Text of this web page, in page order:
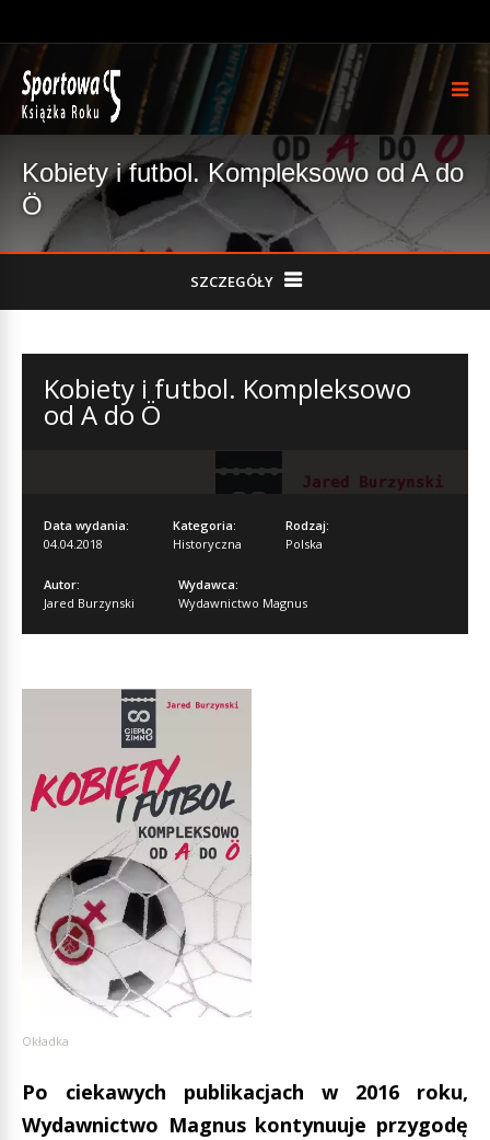
Kobiety i futbol. Kompleksowo od A do
Ö
SZCZEGÓŁY
Kobiety i futbol. Kompleksowo
od A do Ö
Data wydania:
04.04.2018
Kategoria:
Historyczna
Rodzaj:
Polska
Autor:
Jared Burzynski
Wydawca:
Wydawnictwo Magnus
Okładka
Po ciekawych publikacjach w 2016 roku,
Wydawnictwo Magnus kontynuuje przygodę